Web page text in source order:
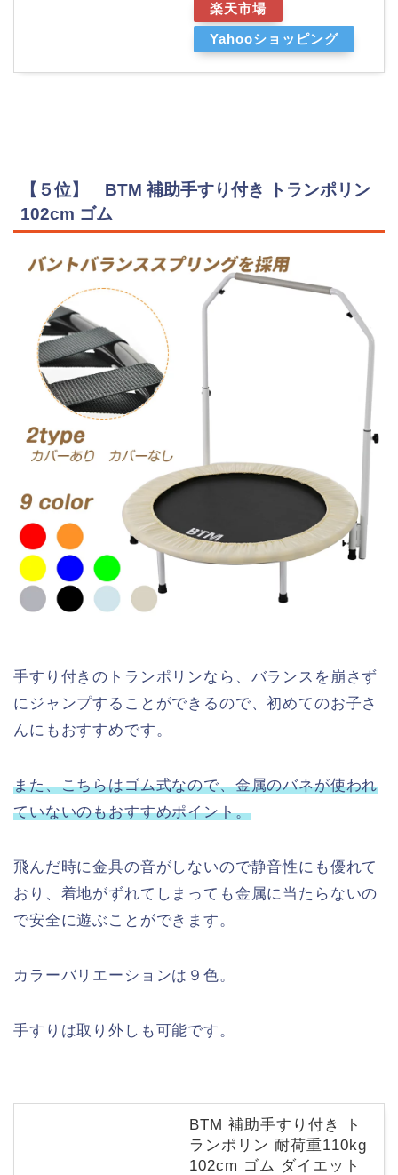
楽天市場
Yahooショッピング
【５位】 BTM 補助手すり付き トランポリン
102cm ゴム
手すり付きのトランポリンなら、バランスを崩さず
にジャンプすることができるので、初めてのお子さ
んにもおすすめです。
また、こちらはゴム式なので、金属のバネが使われ
ていないのもおすすめポイント。
飛んだ時に金具の音がしないので静音性にも優れて
おり、着地がずれてしまっても金属に当たらないの
で安全に遊ぶことができます。
カラーバリエーションは９色。
手すりは取り外しも可能です。
BTM 補助手すり付き ト
ランポリン 耐荷重110kg
102cm ゴム ダイエット